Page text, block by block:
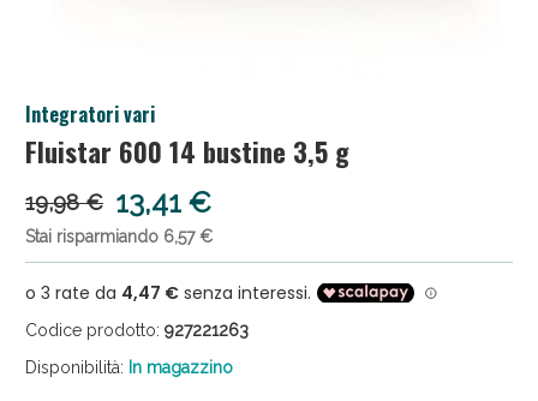
Integratori vari
Fluistar 600 14 bustine 3,5 g
19,98 € 13,41 €
Stai risparmiando 6,57 €
Codice prodotto: 927221263
Disponibilità: In magazzino
Salini e Multivitaminici: oggi Sconto extra fino al